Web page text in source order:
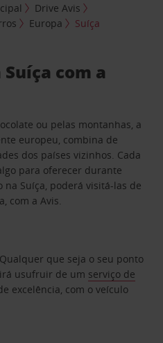
Drive Avis
Europa Suíça
com a
ou pelas montanhas, a
europeu, combina de
dos países vizinhos. Cada
para oferecer durante
Suíça, poderá visitá-las de
com a Avis.
que seja o seu ponto
usufruir de um serviço de
excelência, com o veículo